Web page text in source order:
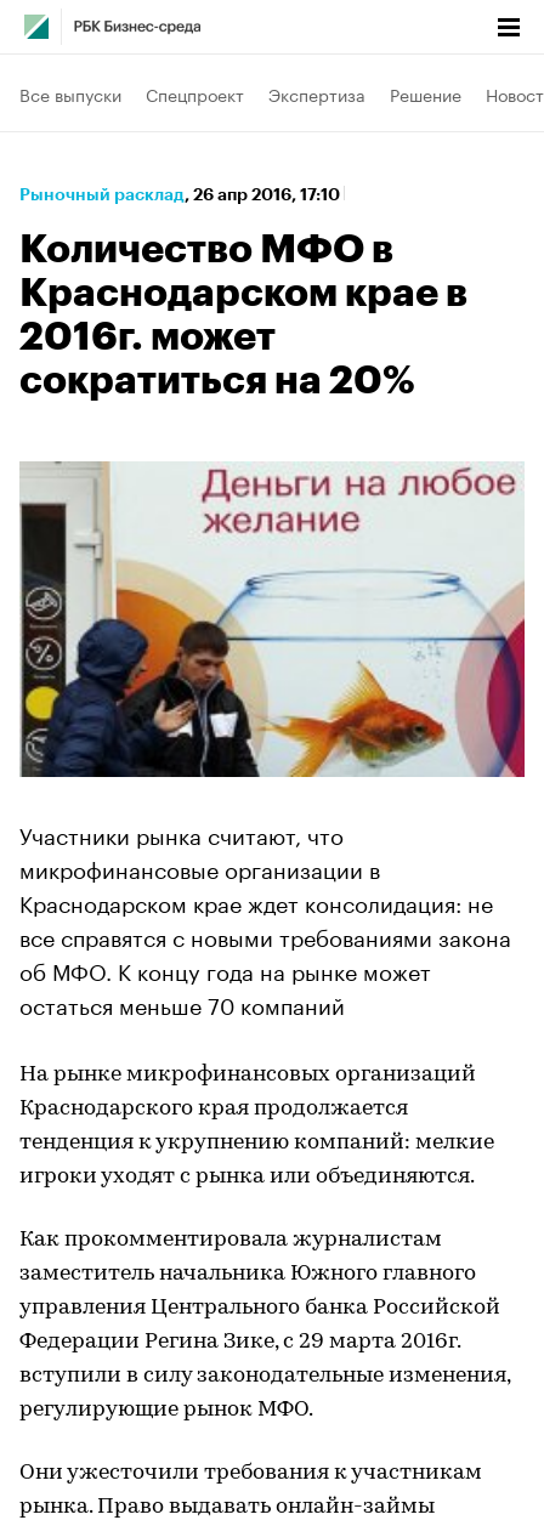
Все выпуски Спецпроект Экспертиза Решение
Рыночный расклад⁠, 26 апр 2016, 17:10
Количество МФО в
Краснодарском крае в
2016г. может
сократиться на 20%
Участники рынка считают, что
микрофинансовые организации в
Краснодарском крае ждет консолидация: не
все справятся с новыми требованиями закона
об МФО. К концу года на рынке может
остаться меньше 70 компаний
На рынке микрофинансовых организаций
Краснодарского края продолжается
тенденция к укрупнению компаний: мелкие
игроки уходят с рынка или объединяются.
Как прокомментировала журналистам
заместитель начальника Южного главного
управления Центрального банка Российской
Федерации Регина Зике, с 29 марта 2016г.
вступили в силу законодательные изменения,
регулирующие рынок МФО.
Они ужесточили требования к участникам
рынка. Право выдавать онлайн-займы